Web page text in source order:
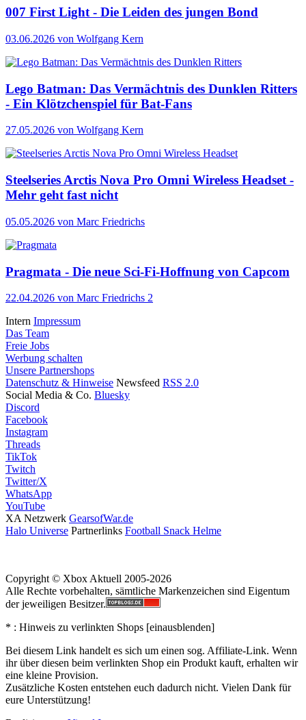
007 First Light - Die Leiden des jungen Bond
03.06.2026 von Wolfgang Kern
Lego Batman: Das Vermächtnis des Dunklen Ritters
- Ein Klötzchenspiel für Bat-Fans
27.05.2026 von Wolfgang Kern
Steelseries Arctis Nova Pro Omni Wireless Headset -
Mehr geht fast nicht
05.05.2026 von Marc Friedrichs
Pragmata - Die neue Sci-Fi-Hoffnung von Capcom
22.04.2026 von Marc Friedrichs 2
Intern Impressum
Das Team
Freie Jobs
Werbung schalten
Unsere Partnershops
Datenschutz & Hinweise Newsfeed RSS 2.0
Social Media & Co. Bluesky
Discord
Facebook
Instagram
Threads
TikTok
Twitch
Twitter/X
WhatsApp
YouTube
XA Netzwerk GearsofWar.de
Halo Universe Partnerlinks Football Snack Helme
Copyright © Xbox Aktuell 2005-2026
Alle Rechte vorbehalten, sämtliche Markenzeichen sind Eigentum
der jeweiligen Besitzer.
* : Hinweis zu verlinkten Shops [einausblenden]
Bei diesem Link handelt es sich um einen sog. Affiliate-Link. Wenn
ihr über diesen beim verlinkten Shop ein Produkt kauft, erhalten wir
eine kleine Provision.
Zusätzliche Kosten entstehen euch dadurch nicht. Vielen Dank für
eure Unterstützung!